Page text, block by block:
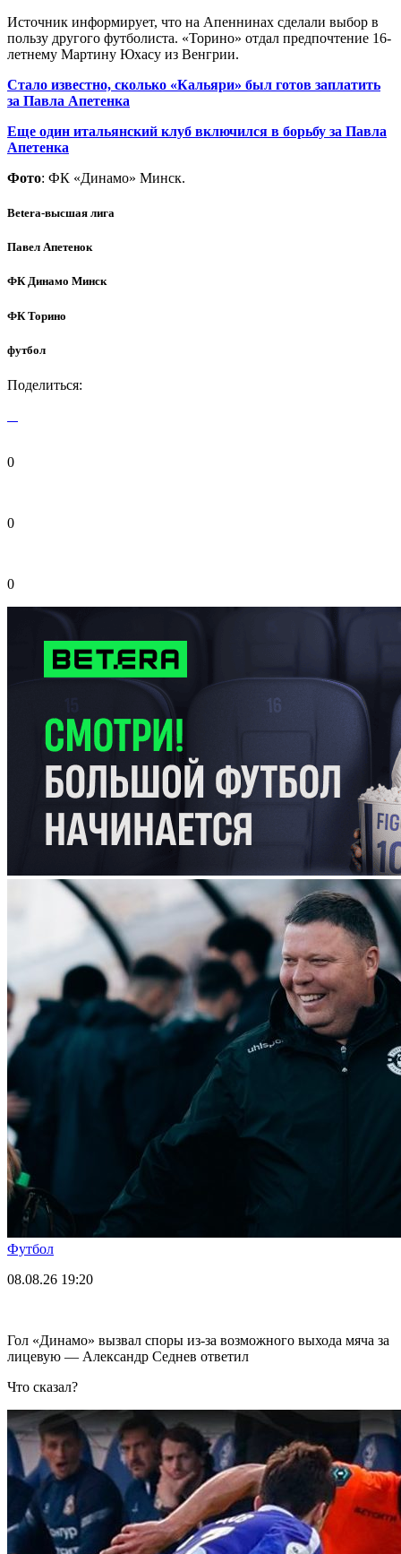
Источник информирует, что на Апеннинах сделали выбор в
пользу другого футболиста. «Торино» отдал предпочтение 16-
летнему Мартину Юхасу из Венгрии.
Стало известно, сколько «Кальяри» был готов заплатить
за Павла Апетенка
Еще один итальянский клуб включился в борьбу за Павла
Апетенка
Фото: ФК «Динамо» Минск.
Betera-высшая лига
Павел Апетенок
ФК Динамо Минск
ФК Торино
футбол
Поделиться:
0
0
0
Футбол
08.08.26 19:20
Гол «Динамо» вызвал споры из-за возможного выхода мяча за
лицевую — Александр Седнев ответил
Что сказал?